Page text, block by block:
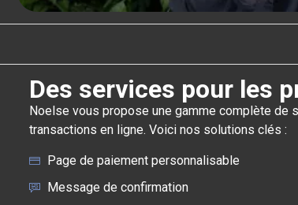
Des services pour les
Noelse vous propose une gamme complète de
transactions en ligne. Voici nos solutions clés :
Page de paiement personnalisable
Message de confirmation